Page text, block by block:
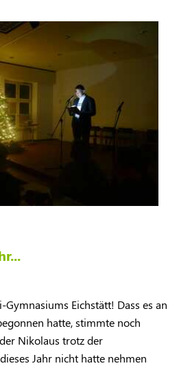
Gymnasiums Eichstätt! Dass es an
hatte, stimmte noch
Nikolaus trotz der
Jahr nicht hatte nehmen